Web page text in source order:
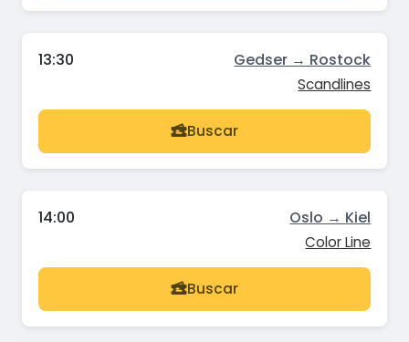
13:30 Gedser → Rostock
Scandlines
Buscar
14:00 Oslo → Kiel
Color Line
Buscar